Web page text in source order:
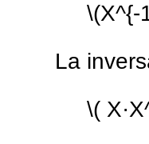
\(X^{-
La
\(